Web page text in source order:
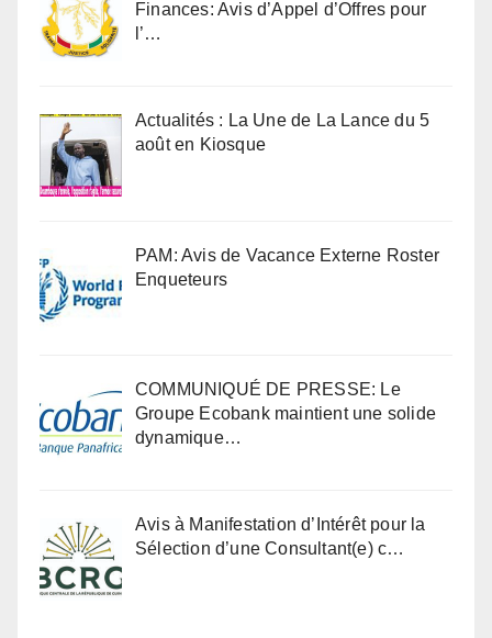
Finances: Avis d’Appel d’Offres pour
l’…
Actualités : La Une de La Lance du 5
août en Kiosque
PAM: Avis de Vacance Externe Roster
Enqueteurs
COMMUNIQUÉ DE PRESSE: Le
Groupe Ecobank maintient une solide
dynamique…
Avis à Manifestation d’Intérêt pour la
Sélection d’une Consultant(e) c…